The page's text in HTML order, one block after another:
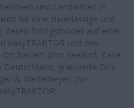
und Landwirten in
für eine zuverlässige und
deren Erfolgsmodell auf einer
easyTRAKTOR und den
basiert. Jörn Seedorf, Case
gratulierte Dirk
& Wedemeyer, zur